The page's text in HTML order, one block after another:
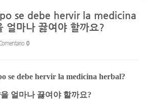
se debe hervir la medicina
얼마나 끓여야 할까요?
0
se debe hervir la medicina herbal?
얼마나 끓여야 할까요?